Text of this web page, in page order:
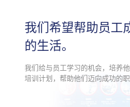
我们希望帮助员工
的生活。
我们给与员工学习的机会，培养
培训计划，帮助他们迈向成功的